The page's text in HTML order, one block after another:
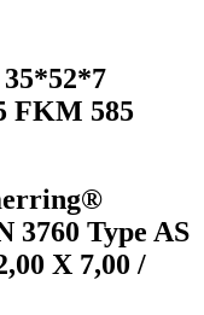
FKM 585
3760 Type AS
X 7,00 /